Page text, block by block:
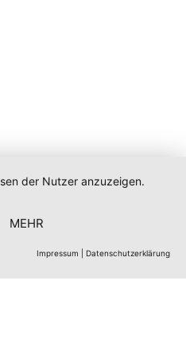
der Nutzer anzuzeigen.
MEHR
Impressum Datenschutzerklärung